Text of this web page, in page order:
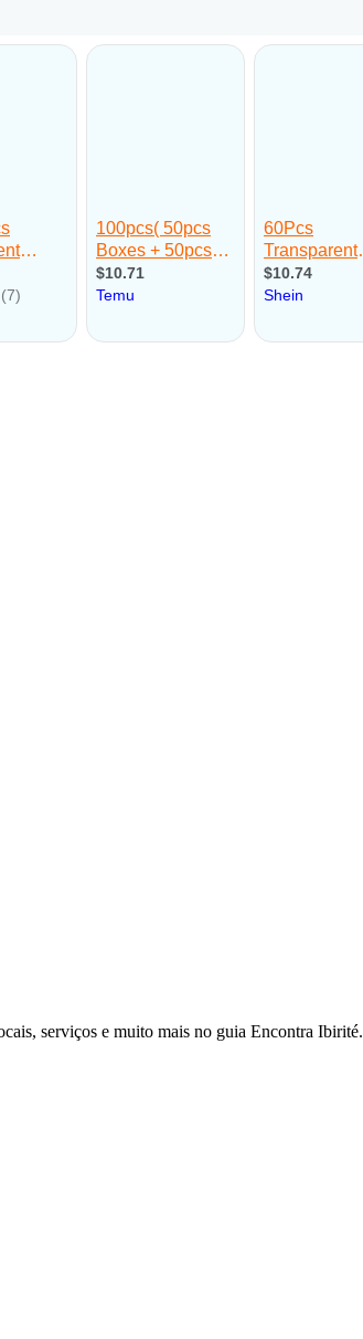
serviços e muito mais no guia Encontra Ibirité.